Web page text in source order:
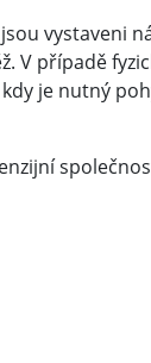
vystaveni
V případě
je nutný